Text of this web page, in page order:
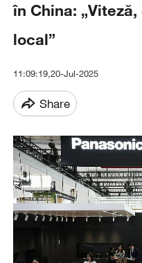
în China:
local”
11:09:19,20-Jul-2025
Share